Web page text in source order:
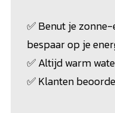
✅ Benut je
bespaar op je
✅ Altijd warm
✅ Klanten